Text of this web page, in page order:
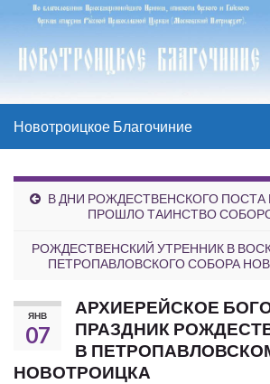
Новотроицкое Благочиние
В ДНИ РОЖДЕСТВЕНСКОГО ПОСТА
ПРОШЛО ТАИНСТВО
РОЖДЕСТВЕНСКИЙ УТРЕННИК В
ПЕТРОПАВЛОВСКОГО СОБОРА
ЯНВ
07
АРХИЕРЕЙСКОЕ
ПРАЗДНИК
В
НОВОТРОИЦКА